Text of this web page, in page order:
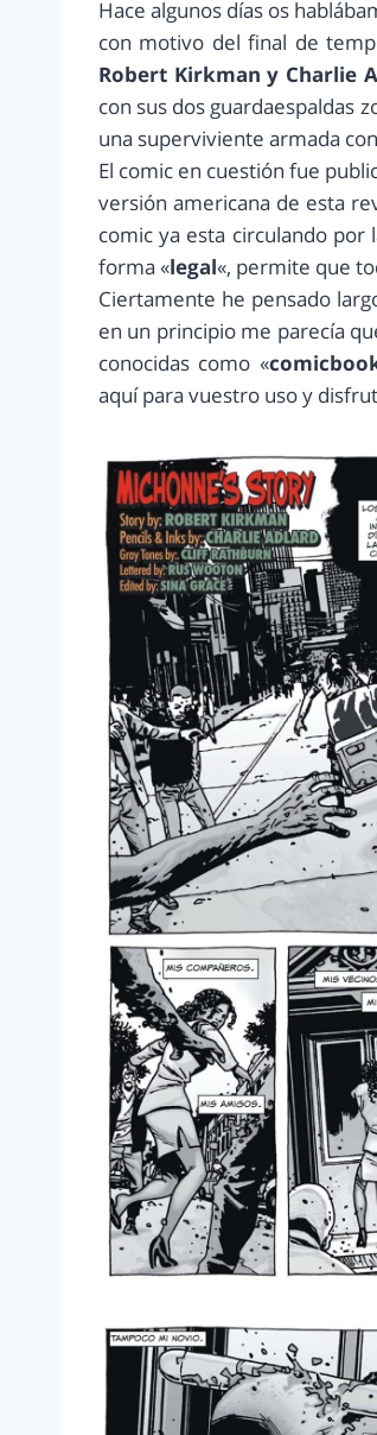
Hace algunos días os
con motivo del final de
Robert Kirkman y Charlie
con sus dos guardaespaldas
una superviviente armada
El comic en cuestión fue
versión americana de esta
comic ya esta circulando por
forma «legal«, permite que
Ciertamente he pensado
en un principio me parecía
conocidas como «
aquí para vuestro uso y